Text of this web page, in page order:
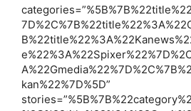
kan%22%7D%5D”